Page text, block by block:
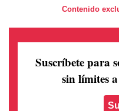
Contenido
Suscríbete para
sin límites